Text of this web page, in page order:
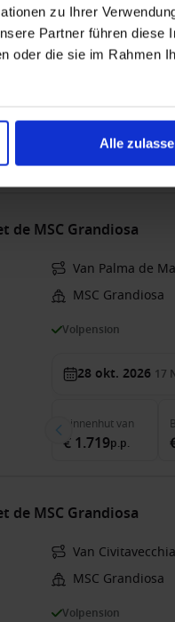
zu Ihrer
Partner führen diese
oder die sie im Rahmen
Alle
Van Miami Naar
Volpension
Binnenhutvan
€ 2.171
de MSC Grandiosa
Van Palma de
MSC Grandiosa
Volpension
28 okt. 2026 17
Binnenhutvan
€ 1.719p.p.
de MSC Grandiosa
Van
MSC Grandiosa
Volpension